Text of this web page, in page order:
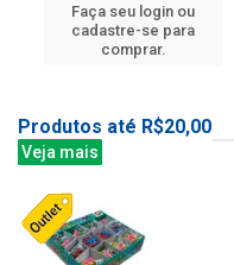
Faça seu login ou
cadastre-se para
comprar.
Produtos até R$20,00
Veja mais